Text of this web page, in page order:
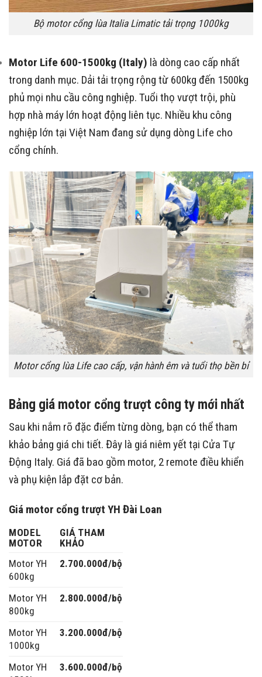
Bộ motor cổng lùa Italia Limatic tải trọng 1000kg
Motor Life 600-1500kg (Italy) là dòng cao cấp nhất
trong danh mục. Dải tải trọng rộng từ 600kg đến 1500kg
phủ mọi nhu cầu công nghiệp. Tuổi thọ vượt trội, phù
hợp nhà máy lớn hoạt động liên tục. Nhiều khu công
nghiệp lớn tại Việt Nam đang sử dụng dòng Life cho
cổng chính.
Motor cổng lùa Life cao cấp, vận hành êm và tuổi thọ bền bỉ
Bảng giá motor cổng trượt công ty mới nhất
Sau khi nắm rõ đặc điểm từng dòng, bạn có thể tham
khảo bảng giá chi tiết. Đây là giá niêm yết tại Cửa Tự
Động Italy. Giá đã bao gồm motor, 2 remote điều khiển
và phụ kiện lắp đặt cơ bản.
Giá motor cổng trượt YH Đài Loan
MODEL
MOTOR
GIÁ THAM
KHẢO
Motor YH
600kg
2.700.000đ/bộ
Motor YH
800kg
2.800.000đ/bộ
Motor YH
1000kg
3.200.000đ/bộ
Motor YH
3.600.000đ/bộ